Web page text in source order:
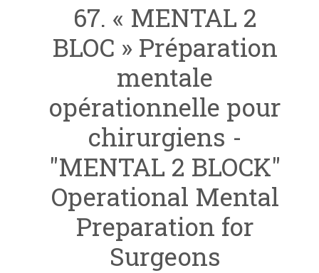
67. « MENTAL 2
BLOC » Préparation
mentale
opérationnelle pour
chirurgiens -
"MENTAL 2 BLOCK"
Operational Mental
Preparation for
Surgeons